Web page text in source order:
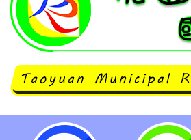
有關教育部函以公立